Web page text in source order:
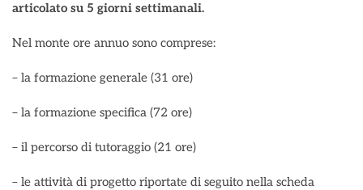
articolato su 5 giorni settimanali.
Nel monte ore annuo sono comprese:
– la formazione generale (31 ore)
– la formazione specifica (72 ore)
– il percorso di tutoraggio (21 ore)
– le attività di progetto riportate di seguito nella scheda